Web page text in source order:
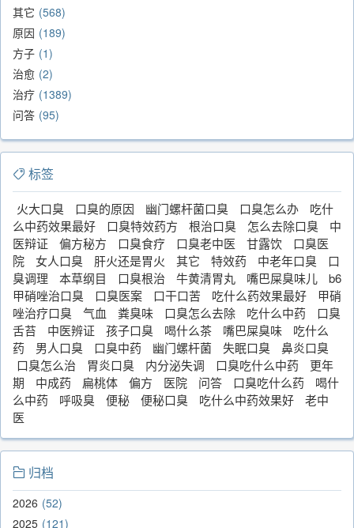
其它 568
原因 189
方子 1
治愈 2
治疗 1389
问答 95
标签
火大口臭 口臭的原因 幽门螺杆菌口臭 口臭怎么办
吃什
么中药效果最好
口臭特效药方 根治口臭 怎么去除口臭
中
医辩证
偏方秘方 口臭食疗 口臭老中医 甘露饮
口臭医
院
女人口臭 肝火还是胃火 其它 特效药 中老年口臭
口
臭调理
本草纲目 口臭根治 牛黄清胃丸 嘴巴屎臭味儿
b6
甲硝唑治口臭
口臭医案 口干口苦 吃什么药效果最好
甲硝
唑治疗口臭
气血 粪臭味 口臭怎么去除 吃什么中药
口臭
舌苔
中医辨证 孩子口臭 喝什么茶 嘴巴屎臭味
吃什么
药
男人口臭 口臭中药 幽门螺杆菌 失眠口臭
鼻炎口臭
口臭怎么治
胃炎口臭 内分泌失调 口臭吃什么中药
更年
期
中成药 扁桃体 偏方 医院 问答 口臭吃什么药
喝什
么中药
呼吸臭 便秘 便秘口臭 吃什么中药效果好
老中
医
归档
2026 52
2025 121